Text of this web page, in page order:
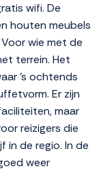
wifi. De
houten meubels
wie met de
terrein. Het
's ochtends
Er zijn
maar
reizigers die
in de regio. In de
weer